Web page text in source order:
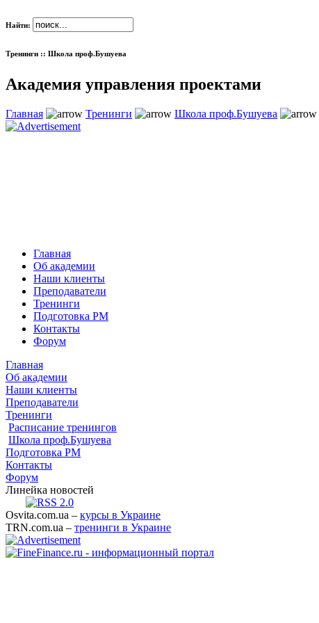
Найти:
Тренинги :: Школа проф.Бушуева
Академия управления проектами
Главная Тренинги Школа проф.Бушуева
Главная
Об академии
Наши клиенты
Преподаватели
Тренинги
Подготовка PM
Контакты
Форум
Главная
Об академии
Наши клиенты
Преподаватели
Тренинги
Расписание тренингов
Школа проф.Бушуева
Подготовка PM
Контакты
Форум
Линейка новостей
Osvita.com.ua – курсы в Украине
TRN.com.ua – тренинги в Украине